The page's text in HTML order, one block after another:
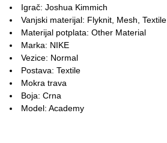
Igrač: Joshua Kimmich
Vanjski materijal: Flyknit, Mesh, Textile
Materijal potplata: Other Material
Marka: NIKE
Vezice: Normal
Postava: Textile
Mokra trava
Boja: Crna
Model: Academy